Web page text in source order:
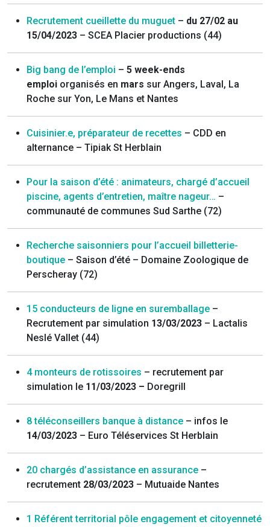
Recrutement cueillette du muguet – du 27/02 au
15/04/2023 – SCEA Placier productions (44)
Big bang de l’emploi – 5 week-ends
emploi organisés en mars sur Angers, Laval, La
Roche sur Yon, Le Mans et Nantes
Cuisinier.e, préparateur de recettes – CDD en
alternance – Tipiak St Herblain
Pour la saison d’été : animateurs, chargé d’accueil
piscine, agents d’entretien, maître nageur… –
communauté de communes Sud Sarthe (72)
Recherche saisonniers pour l’accueil billetterie-
boutique – Saison d’été – Domaine Zoologique de
Perscheray (72)
15 conducteurs de ligne en suremballage –
Recrutement par simulation 13/03/2023 – Lactalis
Neslé Vallet (44)
4 monteurs de rotissoires – recrutement par
simulation le 11/03/2023 – Doregrill
8 téléconseillers banque à distance – infos le
14/03/2023 – Euro Téléservices St Herblain
20 chargés d’assistance en assurance –
recrutement 28/03/2023 – Mutuaide Nantes
1 Référent territorial pôle engagement et citoyenneté